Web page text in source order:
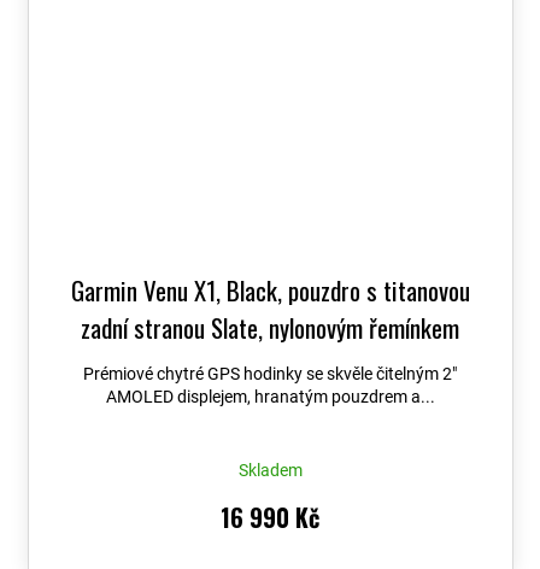
Garmin Venu X1, Black, pouzdro s titanovou
zadní stranou Slate, nylonovým řemínkem
ComfortFit Black 010-02980-02+ možnost
výměny do 90 dní + Topo Czech PRO Voucher
Prémiové chytré GPS hodinky se skvěle čitelným 2″
AMOLED displejem, hranatým pouzdrem a...
Skladem
16 990 Kč